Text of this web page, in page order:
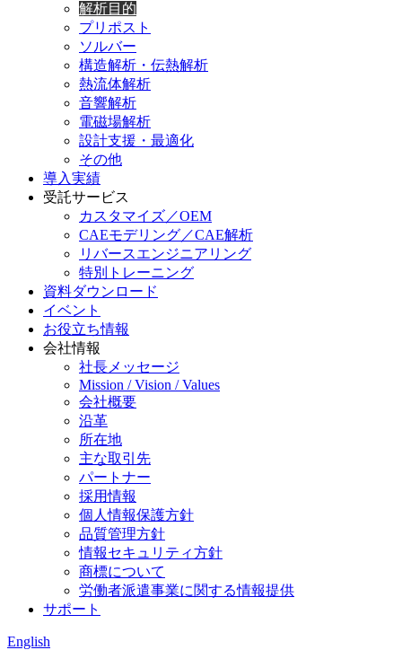
解析目的
プリポスト
ソルバー
構造解析・伝熱解析
熱流体解析
音響解析
電磁場解析
設計支援・最適化
その他
導入実績
受託サービス
カスタマイズ／OEM
CAEモデリング／CAE解析
リバースエンジニアリング
特別トレーニング
資料ダウンロード
イベント
お役立ち情報
会社情報
社長メッセージ
Mission / Vision / Values
会社概要
沿革
所在地
主な取引先
パートナー
採用情報
個人情報保護方針
品質管理方針
情報セキュリティ方針
商標について
労働者派遣事業に関する情報提供
サポート
English